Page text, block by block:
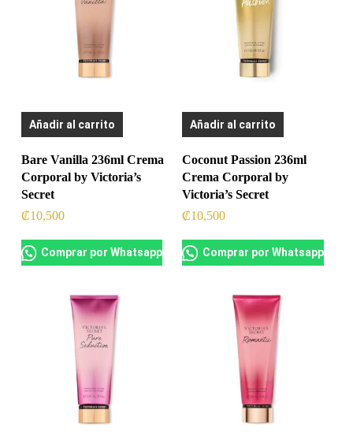
Añadir al carrito
Bare Vanilla 236ml Crema
Corporal by Victoria’s
Secret
₡10,500
Comprar por Whatsapp
Añadir al carrito
Coconut Passion 236ml
Crema Corporal by
Victoria’s Secret
₡10,500
Comprar por Whatsapp